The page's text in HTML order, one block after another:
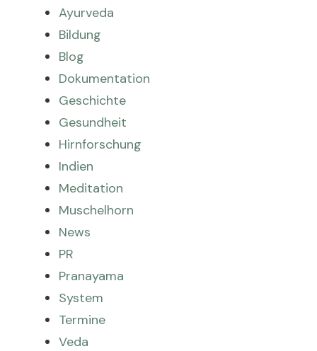
Ayurveda
Bildung
Blog
Dokumentation
Geschichte
Gesundheit
Hirnforschung
Indien
Meditation
Muschelhorn
News
PR
Pranayama
System
Termine
Veda